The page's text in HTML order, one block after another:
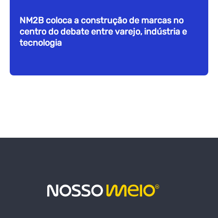
NM2B coloca a construção de marcas no
centro do debate entre varejo, indústria e
tecnologia